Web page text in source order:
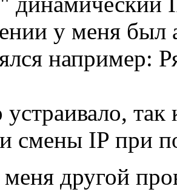
у меня был
например:
так
смены IP при
другой